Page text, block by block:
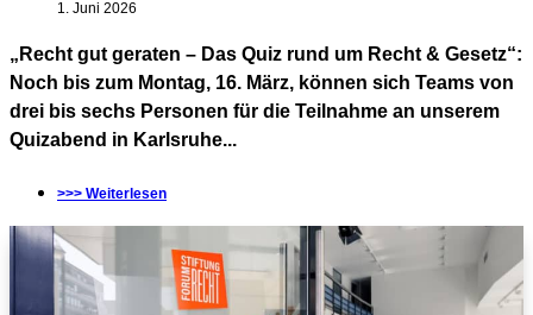
1. Juni 2026
„Recht gut geraten – Das Quiz rund um Recht & Gesetz“:
Noch bis zum Montag, 16. März, können sich Teams von
drei bis sechs Personen für die Teilnahme an unserem
Quizabend in Karlsruhe...
>>> Weiterlesen